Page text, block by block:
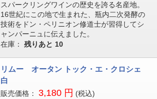
スパークリングワインの歴史を誇る名産地。
16世紀にこの地で生まれた、瓶内二次発酵の
技術をドン・ペリニオン修道士が習得してシ
ャンパーニュに伝えました。
在庫： 残りあと 10
リムー オータン トック・エ・クロシェ
白
販売価格： 3,180 円 (税込)